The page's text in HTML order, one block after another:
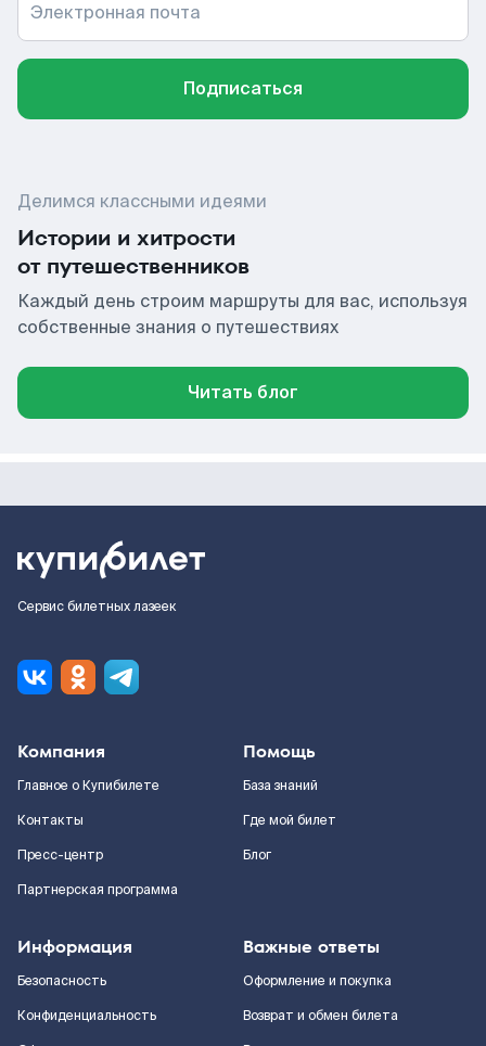
Электронная почта
Подписаться
Делимся классными идеями
Истории и хитрости
от путешественников
Каждый день строим маршруты для вас, используя
собственные знания о путешествиях
Читать блог
Сервис билетных лазеек
Компания
Главное о Купибилете
Контакты
Пресс-центр
Партнерская программа
Помощь
База знаний
Где мой билет
Блог
Информация
Безопасность
Конфиденциальность
Важные ответы
Оформление и покупка
Возврат и обмен билета